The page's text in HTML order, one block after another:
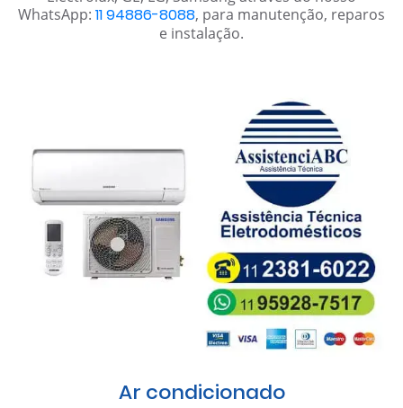
WhatsApp: 11 94886-8088, para manutenção, reparos
e instalação.
Ar condicionado